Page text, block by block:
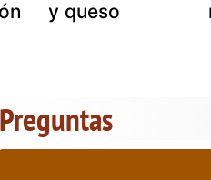
y queso
Preguntas